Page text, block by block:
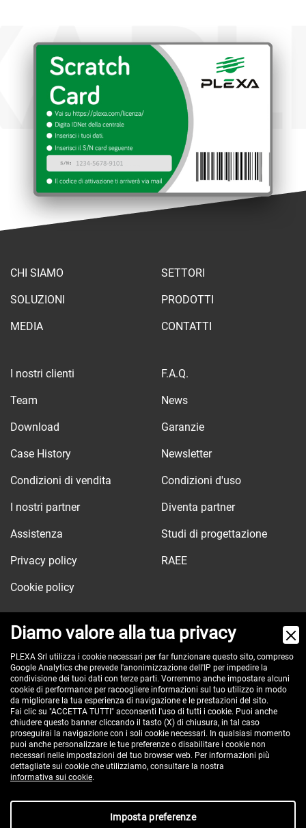
Via dell'Orologio, 103
40037 Sasso Marconi (BO) - ITALY
Tel:+390516517911
Pec:plexa@pec.it
VAT id: IT00582201208
Reg. Imp. BO e C.F. 02485560375
REA 296635 - cap. soc. € 100.000 i.v.
CHI SIAMO SETTORI
SOLUZIONI PRODOTTI
MEDIA CONTATTI
I nostri clienti F.A.Q.
Team News
Download Garanzie
Case History Newsletter
Condizioni di vendita Condizioni d'uso
I nostri partner Diventa partner
Assistenza Studi di progettazione
Privacy policy RAEE
Cookie policy
Diamo valore alla tua privacy
PLEXA Srl utilizza i cookie necessari per far funzionare questo sito, compreso
Google Analytics che prevede l'anonimizzazione dell'IP per impedire la
condivisione dei tuoi dati con terze parti. Vorremmo anche impostare alcuni
cookie di performance per racoogliere informazioni sul tuo utilizzo in modo
da migliorare la tua esperienza di navigazione e le prestazioni del sito.
Fai clic su "ACCETTA TUTTI" acconsenti l'uso di tutti i cookie. Puoi anche
chiudere questo banner cliccando il tasto (X) di chiusura, in tal caso
proseguirai la navigazione con i soli cookie necessari. In qualsiasi momento
puoi anche personalizzare le tue preferenze o disabilitare i cookie non
necessari nelle impostazioni del tuo browser web. Per informazioni più
dettagliate sui cookie che utilizziamo, consultare la nostra
informativa sui cookie.
Imposta preferenze